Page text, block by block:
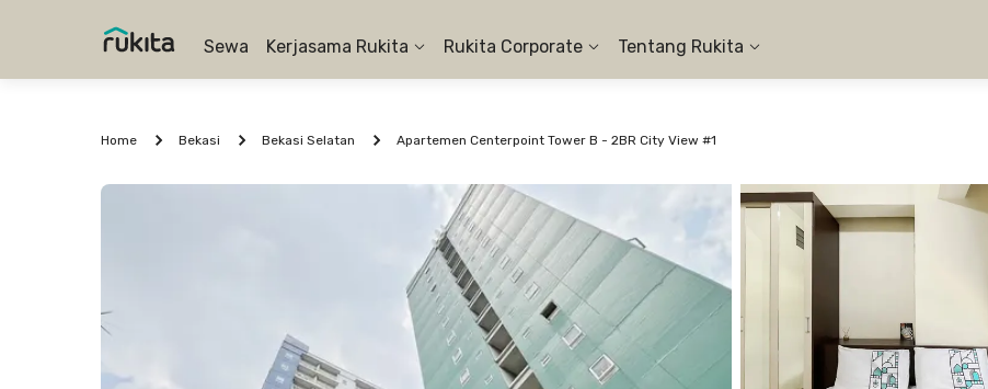
Sewa Kerjasama Rukita Rukita Corporate Tentang Rukita
Home Bekasi Bekasi Selatan Apartemen Centerpoint Tower B - 2BR City View #1